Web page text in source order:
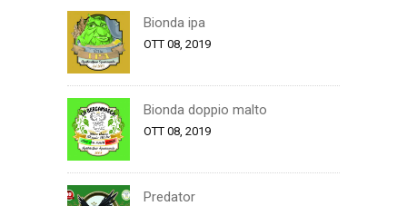
Bionda ipa
OTT 08, 2019
Bionda doppio malto
OTT 08, 2019
Predator